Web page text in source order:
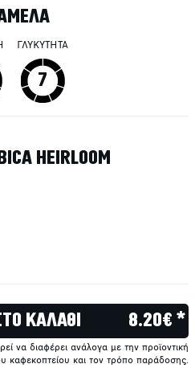
ΓΛΥΚΥΤΗΤΑ
7
HEIRLOOM
ΚΑΛΑΘΙ 8.20€ *
να διαφέρει ανάλογα με την προϊοντική
καφεκοπτείου και τον τρόπο παράδοσης.